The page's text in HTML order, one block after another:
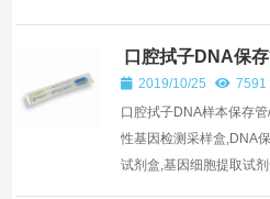
合诊断试剂配...
口腔拭子DNA保
2019/10/25
7591
口腔拭子DNA样本保存
性基因检测采样盒,DNA
试剂盒,基因细胞提取试